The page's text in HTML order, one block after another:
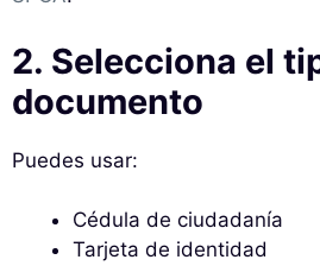
2. Selecciona el
documento
Puedes usar:
Cédula de ciudadanía
Tarjeta de identidad